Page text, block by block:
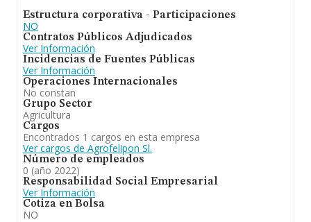
Estructura corporativa - Participaciones
NO
Contratos Públicos Adjudicados
Ver Información
Incidencias de Fuentes Públicas
Ver Información
Operaciones Internacionales
No constan
Grupo Sector
Agricultura
Cargos
Encontrados 1 cargos en esta empresa
Ver cargos de Agrofelipon Sl.
Número de empleados
0 (año 2022)
Responsabilidad Social Empresarial
Ver Información
Cotiza en Bolsa
NO